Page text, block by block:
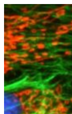
컨
텐
츠
로
건
너
뛰
기